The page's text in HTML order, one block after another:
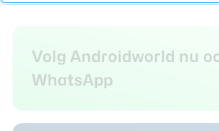
Volg Androidworld nu
WhatsApp